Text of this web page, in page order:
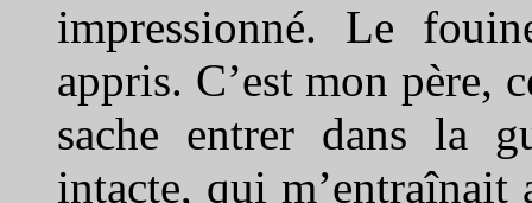
impressionné. Le
appris. C’est mon père,
sache entrer dans la
intacte, qui